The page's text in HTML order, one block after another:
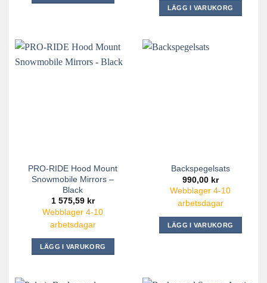
LÄGG I VARUKORG
PRO-RIDE Hood Mount
Snowmobile Mirrors –
Black
1 575,59 kr
Webblager 4-10
arbetsdagar
LÄGG I VARUKORG
Backspegelsats
990,00 kr
Webblager 4-10
arbetsdagar
LÄGG I VARUKORG